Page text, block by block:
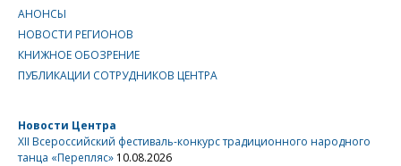
АНОНСЫ
НОВОСТИ РЕГИОНОВ
КНИЖНОЕ ОБОЗРЕНИЕ
ПУБЛИКАЦИИ СОТРУДНИКОВ ЦЕНТРА
Новости Центра
XII Всероссийский фестиваль-конкурс традиционного народного
танца «Перепляс» 10.08.2026